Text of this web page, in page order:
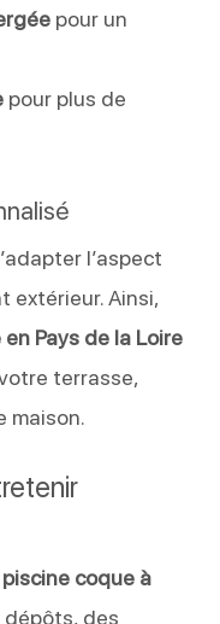
pour un
pour plus de
l’aspect
extérieur. Ainsi,
Pays de la Loire
terrasse,
maison.
piscine coque à
des